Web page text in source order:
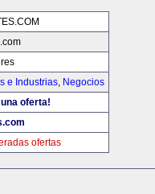
e Industrias, Negocios
oferta!
ofertas